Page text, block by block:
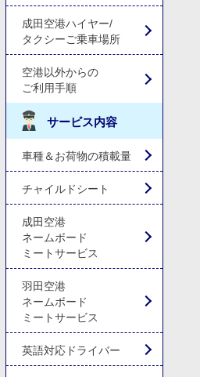
成田空港ハイヤー/
タクシーご乗車場所
空港以外からの
ご利用手順
サービス内容
車種＆お荷物の積載量
チャイルドシート
成田空港
ネームボード
ミートサービス
羽田空港
ネームボード
ミートサービス
英語対応ドライバー